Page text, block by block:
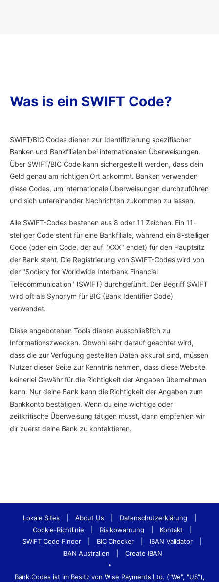
Was is ein SWIFT Code?
SWIFT/BIC Codes dienen zur Identifizierung spezifischer
Banken und Bankfilialen bei internationalen Überweisungen.
Über SWIFT/BIC Code kann sichergestellt werden, dass dein
Geld genau am richtigen Ort ankommt. Banken verwenden
diese Codes, um internationale Überweisungen durchzuführen
und sich untereinander Nachrichten zukommen zu lassen.
Alle SWIFT-Codes bestehen aus 8 oder 11 Zeichen. Ein 11-
stelliger Code steht für eine Bankfiliale, während ein 8-stelliger
Code (oder ein Code, der auf "XXX" endet) für den Hauptsitz
der Bank steht. Die Registrierung von SWIFT-Codes wird von
der "Society for Worldwide Interbank Financial
Telecommunication" (SWIFT) durchgeführt. Der Begriff SWIFT
wird oft als Synonym für BIC (Bank Identifier Code)
verwendet.
Diese angebotenen Tools dienen ausschließlich zu
Informationszwecken. Obwohl sehr darauf geachtet wird,
dass die zur Verfügung gestellten Daten akkurat sind, müssen
Nutzer dieser Seite zur Kenntnis nehmen, dass diese Website
keinerlei Gewähr für die Richtigkeit der Angaben übernehmen
kann. Nur deine Bank kann die Richtigkeit der Angaben zum
Bankkonto bestätigen. Wenn du eine wichtige oder
zeitkritische Überweisung tätigen musst, dann empfehlen wir
dir zuerst deine Bank zu kontaktieren.
Lokale Sites About Us Datenschutzerklärung
Cookie-Richtlinie
Risikowarnung Kontakt
SWIFT Code Finder
BIC Checker IBAN Validator
IBAN Australien
Create IBAN
•
Bank.Codes ist im Besitz von Wise Payments Ltd. ("We", "US"),